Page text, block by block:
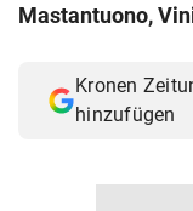
Mastantuono,
Kronen
hinzufügen